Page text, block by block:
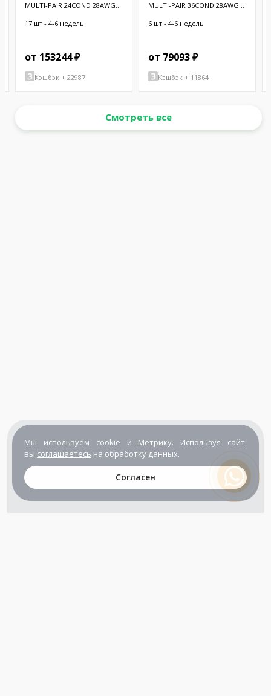
MULTI-PAIR 24COND 28AWG
17 шт - 4-6 недель
от 153244 ₽
Кэшбэк + 22987
MULTI-PAIR 36COND 28AWG
6 шт - 4-6 недель
от 79093 ₽
Кэшбэк + 11864
Смотреть все
Мы используем cookie и Метрику. Используя сайт,
вы соглашаетесь на обработку данных.
Согласен